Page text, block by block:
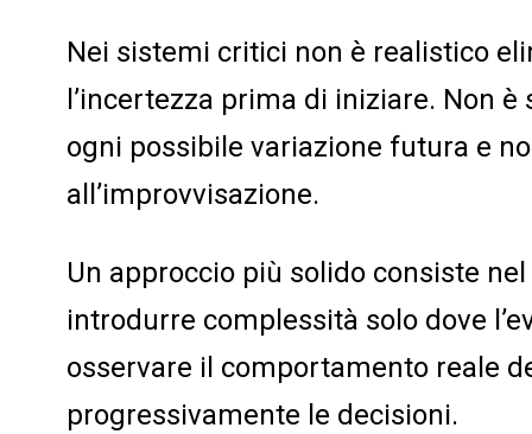
Nei sistemi critici non è realistico
l’incertezza prima di iniziare. Non
ogni possibile variazione futura e
all’improvvisazione.
Un approccio più solido consiste
introdurre complessità solo dove
osservare il comportamento reale
progressivamente le decisioni.